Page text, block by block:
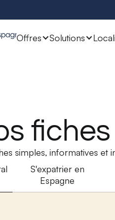
Offres Solutions
simples, informatives et
S'expatrier en
Espagne